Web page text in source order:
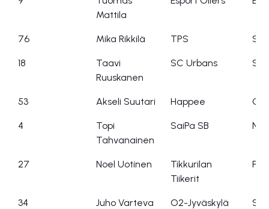
Mattila
76 Mika Rikkilä TPS
18
Taavi
Ruuskanen
SC Urbans SC
53 Akseli Suutari Happee
4
Topi
Tahvanainen
SaiPa SB
27 Noel Uotinen
Tikkurilan
Tiikerit
34 Juho Varteva O2-Jyväskylä